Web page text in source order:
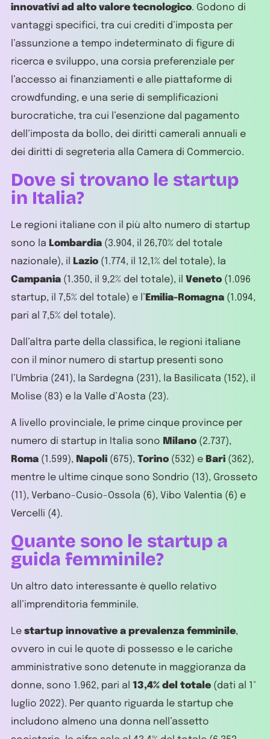
innovativi ad alto valore tecnologico. Godono di
vantaggi specifici, tra cui crediti d’imposta per
l’assunzione a tempo indeterminato di figure di
ricerca e sviluppo, una corsia preferenziale per
l’accesso ai finanziamenti e alle piattaforme di
crowdfunding, e una serie di semplificazioni
burocratiche, tra cui l’esenzione dal pagamento
dell’imposta da bollo, dei diritti camerali annuali e
dei diritti di segreteria alla Camera di Commercio.
Dove si trovano le startup
in Italia?
Le regioni italiane con il più alto numero di startup
sono la Lombardia (3.904, il 26,70% del totale
nazionale), il
Lazio (1.774, il 12,1% del totale), la
Campania (1.350, il 9,2% del totale), il Veneto (1.096
startup, il 7,5% del totale) e l’ Emilia-Romagna (1.094,
pari al 7,5% del totale).
Dall’altra parte della classifica, le regioni italiane
con il minor numero di startup presenti sono
l’Umbria (241), la Sardegna (231), la Basilicata (152), il
Molise (83) e la Valle d’Aosta (23).
A livello provinciale, le prime cinque province per
numero di startup in Italia sono Milano (2.737),
Roma (1.599), Napoli (675), Torino (532) e Bari (362),
mentre le ultime cinque sono Sondrio (13), Grosseto
(11), Verbano-Cusio-Ossola (6), Vibo Valentia (6) e
Vercelli (4).
Quante sono le startup a
guida femminile?
Un altro dato interessante è quello relativo
all’imprenditoria femminile.
Le startup innovative a prevalenza femminile,
ovvero in cui le quote di possesso e le cariche
amministrative sono detenute in maggioranza da
donne, sono 1.962, pari al 13,4% del totale (dati al 1°
luglio 2022). Per quanto riguarda le startup che
includono almeno una donna nell’assetto